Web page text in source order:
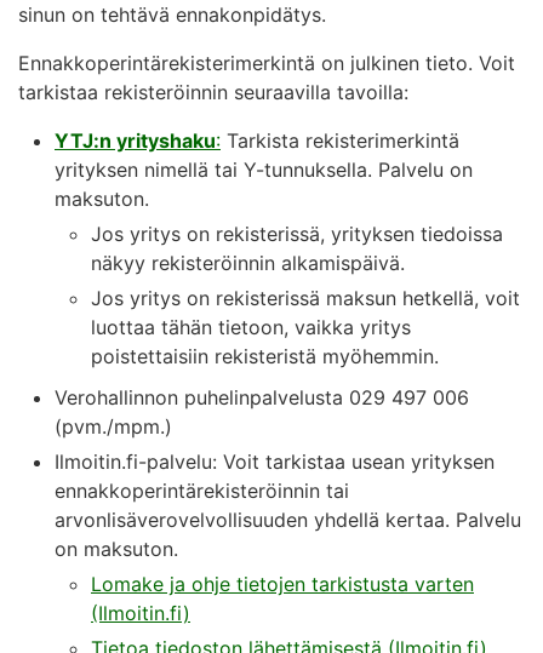
sinun on tehtävä ennakonpidätys.
Ennakkoperintärekisterimerkintä on julkinen tieto. Voit
tarkistaa rekisteröinnin seuraavilla tavoilla:
YTJ:n yrityshaku: Tarkista rekisterimerkintä
yrityksen nimellä tai Y-tunnuksella. Palvelu on
maksuton.
Jos yritys on rekisterissä, yrityksen tiedoissa
näkyy rekisteröinnin alkamispäivä.
Jos yritys on rekisterissä maksun hetkellä, voit
luottaa tähän tietoon, vaikka yritys
poistettaisiin rekisteristä myöhemmin.
Verohallinnon puhelinpalvelusta 029 497 006
(pvm./mpm.)
Ilmoitin.fi-palvelu: Voit tarkistaa usean yrityksen
ennakkoperintärekisteröinnin tai
arvonlisäverovelvollisuuden yhdellä kertaa. Palvelu
on maksuton.
Lomake ja ohje tietojen tarkistusta varten
(Ilmoitin.fi)
Tietoa tiedoston lähettämisestä (Ilmoitin.fi)